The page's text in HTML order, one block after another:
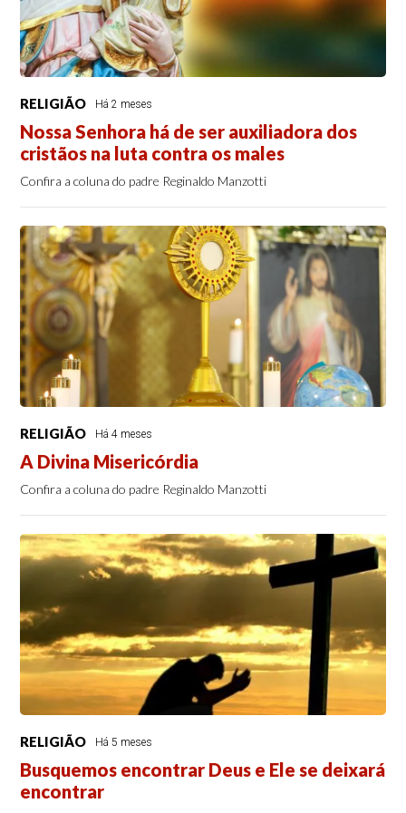
RELIGIÃO Há 2 meses
Nossa Senhora há de ser auxiliadora dos
cristãos na luta contra os males
Confira a coluna do padre Reginaldo Manzotti
RELIGIÃO Há 4 meses
A Divina Misericórdia
Confira a coluna do padre Reginaldo Manzotti
RELIGIÃO Há 5 meses
Busquemos encontrar Deus e Ele se deixará
encontrar